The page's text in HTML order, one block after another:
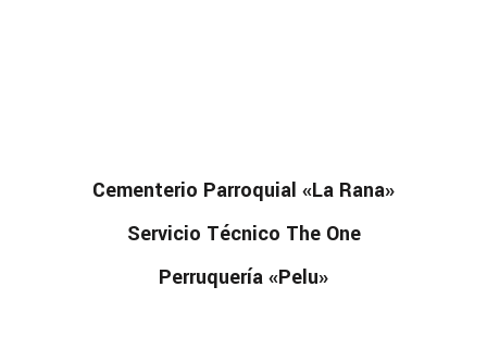
Cementerio Parroquial «La Rana»
Servicio Técnico The One
Perruquería «Pelu»